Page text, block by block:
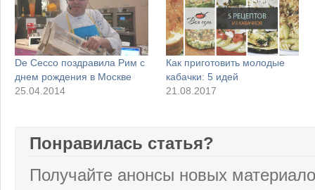
De Cecco поздравила Рим с
днем рождения в Москве
25.04.2014
Как приготовить молодые
кабачки: 5 идей
21.08.2017
Понравилась статья?
Получайте анонсы новых